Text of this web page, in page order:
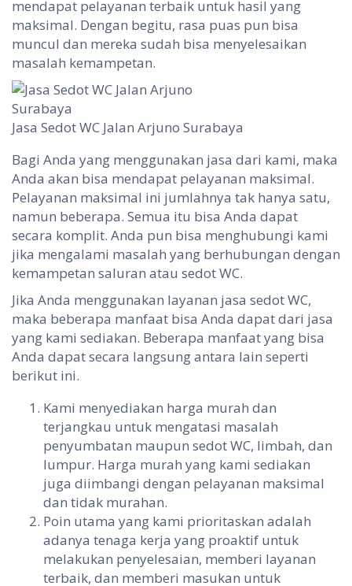
mendapat pelayanan terbaik untuk hasil yang
maksimal. Dengan begitu, rasa puas pun bisa
muncul dan mereka sudah bisa menyelesaikan
masalah kemampetan.
Jasa Sedot WC Jalan Arjuno Surabaya
Bagi Anda yang menggunakan jasa dari kami, maka
Anda akan bisa mendapat pelayanan maksimal.
Pelayanan maksimal ini jumlahnya tak hanya satu,
namun beberapa. Semua itu bisa Anda dapat
secara komplit. Anda pun bisa menghubungi kami
jika mengalami masalah yang berhubungan dengan
kemampetan saluran atau sedot WC.
Jika Anda menggunakan layanan jasa sedot WC,
maka beberapa manfaat bisa Anda dapat dari jasa
yang kami sediakan. Beberapa manfaat yang bisa
Anda dapat secara langsung antara lain seperti
berikut ini.
Kami menyediakan harga murah dan
terjangkau untuk mengatasi masalah
penyumbatan maupun sedot WC, limbah, dan
lumpur. Harga murah yang kami sediakan
juga diimbangi dengan pelayanan maksimal
dan tidak murahan.
Poin utama yang kami prioritaskan adalah
adanya tenaga kerja yang proaktif untuk
melakukan penyelesaian, memberi layanan
terbaik, dan memberi masukan untuk